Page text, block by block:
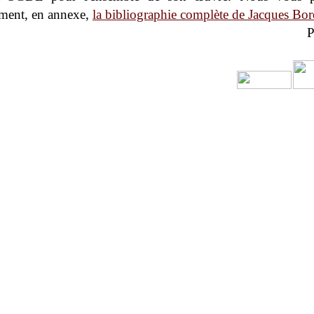
en annexe, la bibliographie complète de Jacques